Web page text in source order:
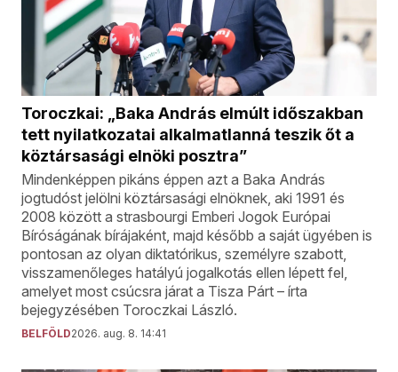
Toroczkai: „Baka András elmúlt időszakban
tett nyilatkozatai alkalmatlanná teszik őt a
köztársasági elnöki posztra”
Mindenképpen pikáns éppen azt a Baka András
jogtudóst jelölni köztársasági elnöknek, aki 1991 és
2008 között a strasbourgi Emberi Jogok Európai
Bíróságának bírájaként, majd később a saját ügyében is
pontosan az olyan diktatórikus, személyre szabott,
visszamenőleges hatályú jogalkotás ellen lépett fel,
amelyet most csúcsra járat a Tisza Párt – írta
bejegyzésében Toroczkai László.
BELFÖLD2026. aug. 8. 14:41